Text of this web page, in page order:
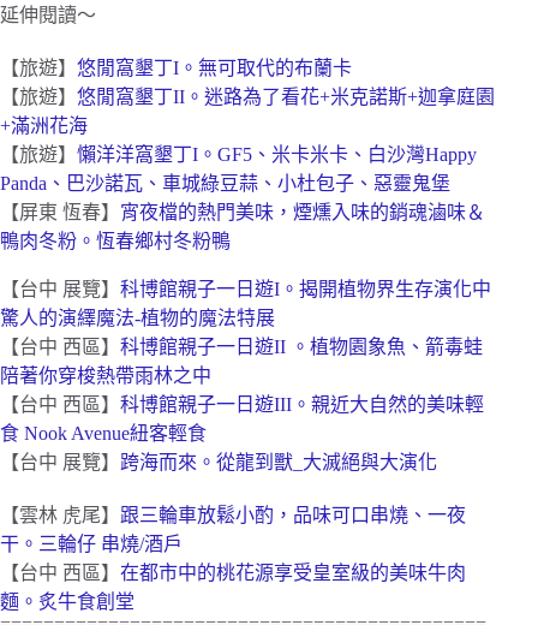
延伸閱讀～
【旅遊】 悠閒窩墾丁I。無可取代的布蘭卡
【旅遊】 悠閒窩墾丁II。迷路為了看花+米克諾斯+迦拿庭園
+滿洲花海
【旅遊】 懶洋洋窩墾丁I。GF5、米卡米卡、白沙灣Happy
Panda、巴沙諾瓦、車城綠豆蒜、小杜包子、惡靈鬼堡
【屏東 恆春】 宵夜檔的熱門美味，煙燻入味的銷魂滷味＆
鴨肉冬粉。恆春鄉村冬粉鴨
【台中 展覽】 科博館親子一日遊I。揭開植物界生存演化中
驚人的演繹魔法-植物的魔法特展
【台中 西區】 科博館親子一日遊II 。植物園象魚、箭毒蛙
陪著你穿梭熱帶雨林之中
【台中 西區】 科博館親子一日遊III。親近大自然的美味輕
食 Nook Avenue紐客輕食
【台中 展覽】 跨海而來。從龍到獸_大滅絕與大演化
【雲林 虎尾】 跟三輪車放鬆小酌，品味可口串燒、一夜
干。三輪仔 串燒/酒戶
【台中 西區】 在都市中的桃花源享受皇室級的美味牛肉
麵。炙牛食創堂